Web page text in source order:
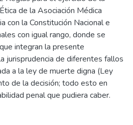
de la Asociación Médica
con la Constitución Nacional e
con igual rango, donde se
integran la presente
jurisprudencia de diferentes fallos
a la ley de muerte digna (Ley
de la decisión; todo esto en
penal que pudiera caber.